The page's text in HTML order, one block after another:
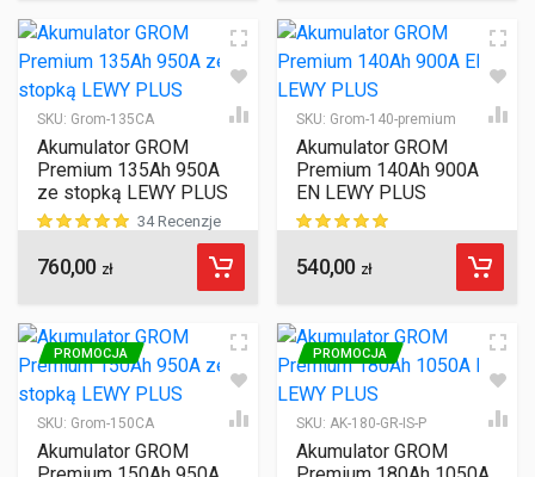
SKU: Grom-135CA
Akumulator GROM
Premium 135Ah 950A
ze stopką LEWY PLUS
ocen klientów
34 Recenzje
760,00 zł
SKU: Grom-140-premium
Akumulator GROM
Premium 140Ah 900A
EN LEWY PLUS
ocen klientów
540,00 zł
SKU: Grom-150CA
PROMOCJA
Akumulator GROM
SKU: AK-180-GR-IS-P
PROMOCJA
Akumulator GROM